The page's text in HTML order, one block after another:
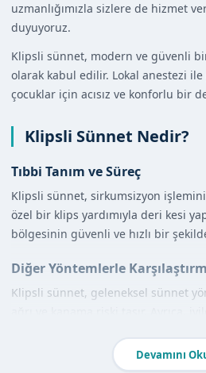
uzmanlığımızla sizlere de hizmet
duyuyoruz.
Klipsli sünnet, modern ve güvenli
olarak kabul edilir. Lokal anestezi
çocuklar için acısız ve konforlu bir
Klipsli Sünnet Nedir?
Tıbbi Tanım ve Süreç
Klipsli sünnet, sirkumsizyon
özel bir klips yardımıyla deri kesi
bölgesinin güvenli ve hızlı bir şekilde
Diğer Yöntemlerle
Klipsli sünnet, geleneksel sünnet
Devamını